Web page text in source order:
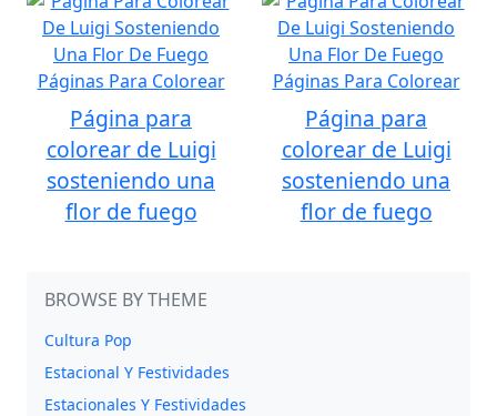
Página para
colorear de Luigi
sosteniendo una
flor de fuego
Página para
colorear de Luigi
sosteniendo una
flor de fuego
BROWSE BY THEME
Cultura Pop
Estacional Y Festividades
Estacionales Y Festividades